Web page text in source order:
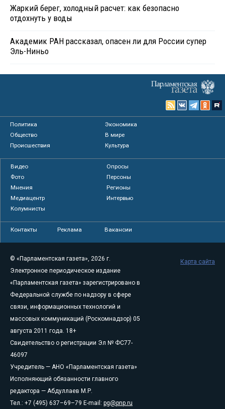
Жаркий берег, холодный расчет: как безопасно
отдохнуть у воды
Академик РАН рассказал, опасен ли для России супер
Эль-Ниньо
Политика
Экономика
Общество
В мире
Происшествия
Культура
Видео
Опросы
Фото
Персоны
Мнения
Регионы
Медиацентр
Интервью
Колумнисты
Контакты Реклама Вакансии
© «Парламентская газета», 2026 г.
Электронное периодическое издание
«Парламентская газета» зарегистрировано в
Федеральной службе по надзору в сфере
связи, информационных технологий и
массовых коммуникаций (Роскомнадзор) 05
августа 2011 года. 18+
Свидетельство о регистрации Эл № ФС77-
46097
Учредитель — АНО «Парламентская газета»
Исполняющий обязанности главного
редактора — Абдуллаев М.Р.
Тел.: +7 (495) 637–69–79 E-mail: pg@pnp.ru
Карта сайта